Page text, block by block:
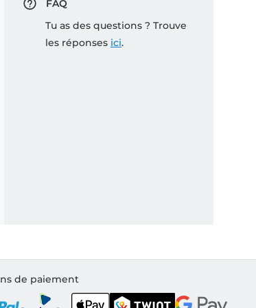
FAQ
Tu as des questions ? Trouve
les réponses ici.
de paiement